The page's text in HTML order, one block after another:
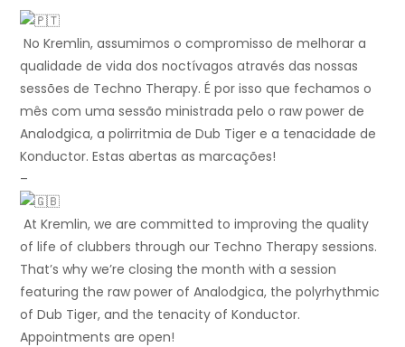
No Kremlin, assumimos o compromisso de melhorar a
qualidade de vida dos noctívagos através das nossas
sessões de Techno Therapy. É por isso que fechamos o
mês com uma sessão ministrada pelo o raw power de
Analodgica, a polirritmia de Dub Tiger e a tenacidade de
Konductor. Estas abertas as marcações!
–
At Kremlin, we are committed to improving the quality
of life of clubbers through our Techno Therapy sessions.
That’s why we’re closing the month with a session
featuring the raw power of Analodgica, the polyrhythmic
of Dub Tiger, and the tenacity of Konductor.
Appointments are open!